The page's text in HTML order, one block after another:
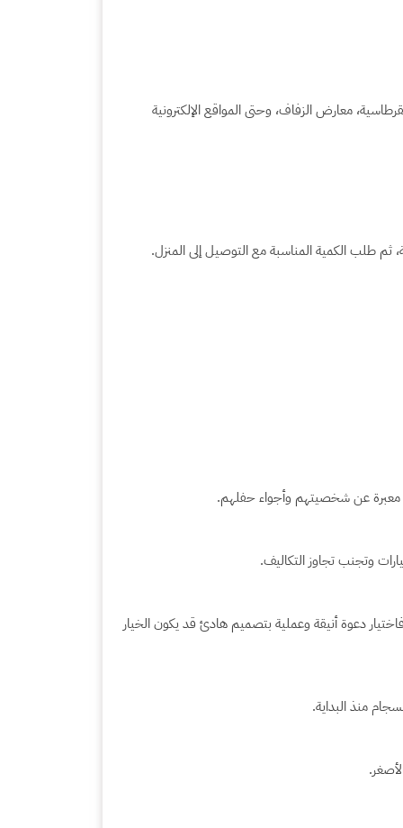
معارض الزفاف، وحتى المواقع الإلكترونية
ثم طلب الكمية المناسبة مع التوصيل إلى المنزل.
معبرة عن شخصيتهم وأجواء حفلهم.
وتجنب تجاوز التكاليف.
دعوة أنيقة وعملية بتصميم هادئ قد يكون الخيار
منذ البداية.